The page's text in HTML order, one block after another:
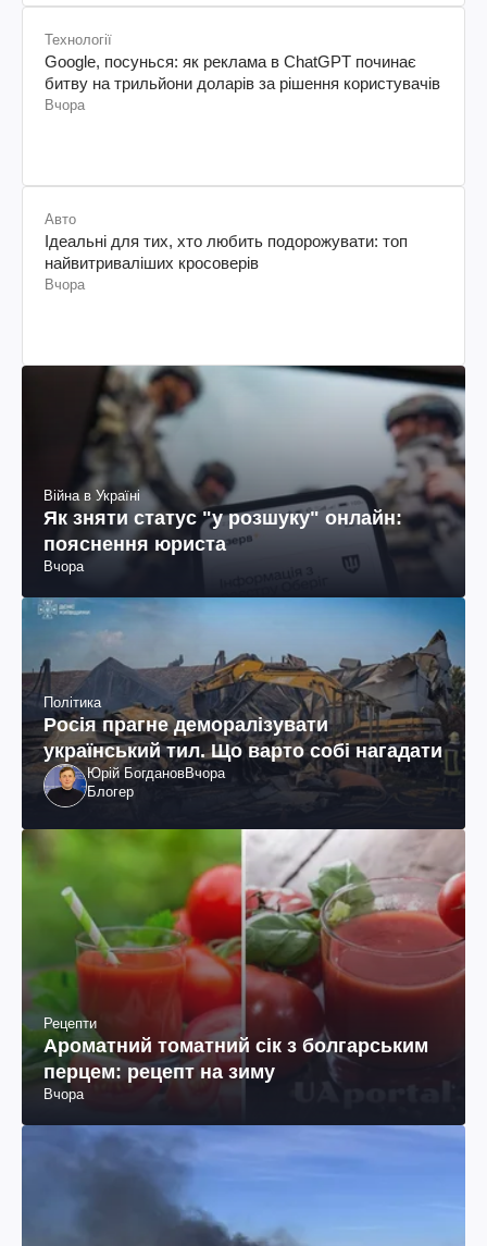
Технології
Google, посунься: як реклама в ChatGPT починає
битву на трильйони доларів за рішення користувачів
Вчора
Авто
Ідеальні для тих, хто любить подорожувати: топ
найвитриваліших кросоверів
Вчора
Війна в Україні
Як зняти статус "у розшуку" онлайн:
пояснення юриста
Вчора
Політика
Росія прагне деморалізувати
український тил. Що варто собі нагадати
Юрій БогдановВчора
Блогер
Рецепти
Ароматний томатний сік з болгарським
перцем: рецепт на зиму
Вчора